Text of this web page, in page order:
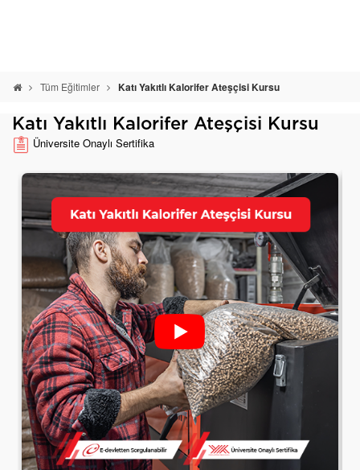
Tüm Eğitimler Katı Yakıtlı Kalorifer Ateşçisi Kursu
Katı Yakıtlı Kalorifer Ateşçisi Kursu
Üniversite Onaylı Sertifika